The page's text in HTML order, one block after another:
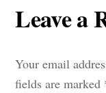
Leave a
Your email
fields are marked